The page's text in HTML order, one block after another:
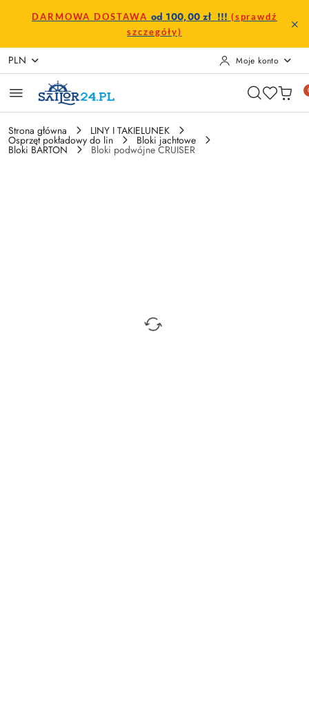
Przejdź do treści głównej
Przejdź do wyszukiwarki
Przejdź do moje konto
Przejdź do menu głównego
Przejdź do opisu produktu
Przejdź do stopki
DARMOWA DOSTAWA od 100,00 zł !!! (sprawdź
szczegóły)
PLN Moje konto
Strona główna LINY I TAKIELUNEK
Osprzęt pokładowy do lin Bloki jachtowe
Bloki BARTON Bloki podwójne CRUISER